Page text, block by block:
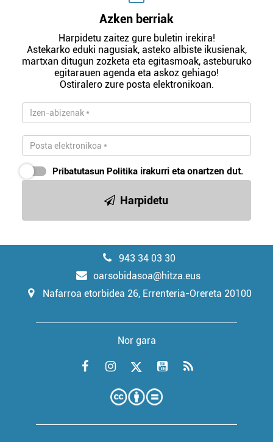
Azken berriak
Harpidetu zaitez gure buletin irekira!
Astekarko eduki nagusiak, asteko albiste ikusienak,
martxan ditugun zozketa eta egitasmoak, asteburuko
egitarauen agenda eta askoz gehiago!
Ostiralero zure posta elektronikoan.
Pribatutasun Politika irakurri eta onartzen dut.
Harpidetu
943 34 03 30
oarsobidasoa@hitza.eus
Nafarroa etorbidea 26, Errenteria-Orereta 20100
Nor gara